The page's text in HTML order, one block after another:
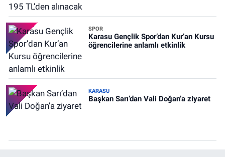
SPOR
Karasu Gençlik Spor’dan Kur’an Kursu
öğrencilerine anlamlı etkinlik
KARASU
Başkan Sarı’dan Vali Doğan’a ziyaret